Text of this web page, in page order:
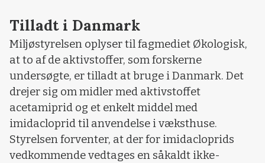
Tilladt i Danmark
Miljøstyrelsen oplyser til fagmediet Økologisk,
at to af de aktivstoffer, som forskerne
undersøgte, er tilladt at bruge i Danmark. Det
drejer sig om midler med aktivstoffet
acetamiprid og et enkelt middel med
imidacloprid til anvendelse i væksthuse.
Styrelsen forventer, at der for imidacloprids
vedkommende vedtages en såkaldt ikke-